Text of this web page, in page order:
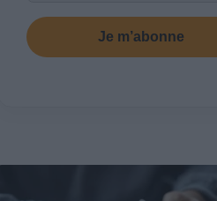
Je m’abonne